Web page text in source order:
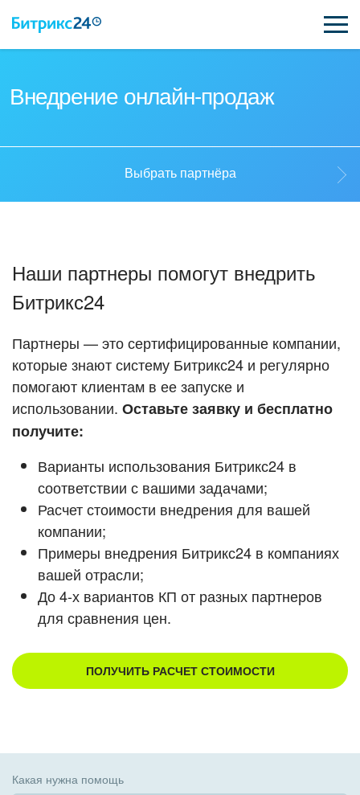
ПОЛУЧИТЬ БЕСПЛАТНО
ВХОД
ВХОД
Внедрение онлайн-продаж
Стать партнёром
Кейсы партнеров
Смотреть видеокейсы
Выбрать партнёра
Наши партнеры помогут внедрить
Битрикс24
Партнеры — это сертифицированные компании,
которые знают систему Битрикс24 и регулярно
помогают клиентам в ее запуске и
использовании. Оставьте заявку и бесплатно
получите:
Варианты использования Битрикс24 в
соответствии с вашими задачами;
Расчет стоимости внедрения для вашей
компании;
Примеры внедрения Битрикс24 в компаниях
вашей отрасли;
До 4-х вариантов КП от разных партнеров
для сравнения цен.
ПОЛУЧИТЬ РАСЧЕТ СТОИМОСТИ
Какая нужна помощь